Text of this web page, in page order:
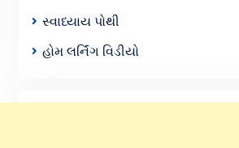
સ્વાધ્યાય પોથી
હોમ લર્નિંગ વિડીયો